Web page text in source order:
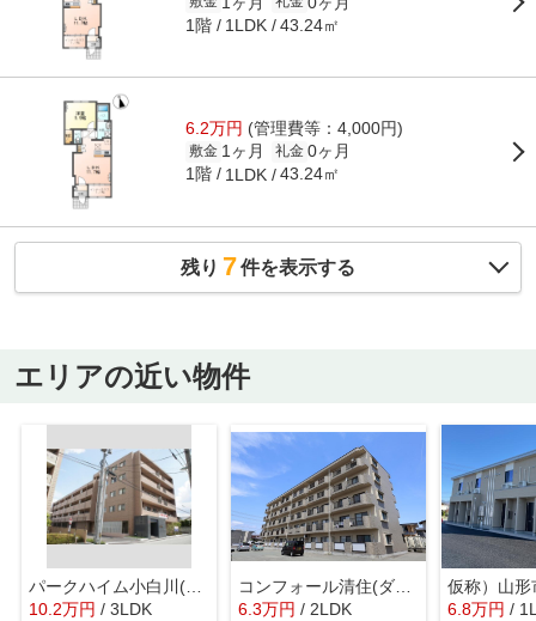
1階 1LDK 43.24㎡
6.2万円 (管理費等：4,000円)
敷金 1ヶ月 礼金 0ヶ月
1階 1LDK 43.24㎡
残り 7件を表示する
エリアの近い物件
パークハイム小白川(ダイヤ119小白川)
10.2万円 / 3LDK
コンフォール清住(ダイヤ95清住)
6.3万円 / 2LDK 6.8万円 /